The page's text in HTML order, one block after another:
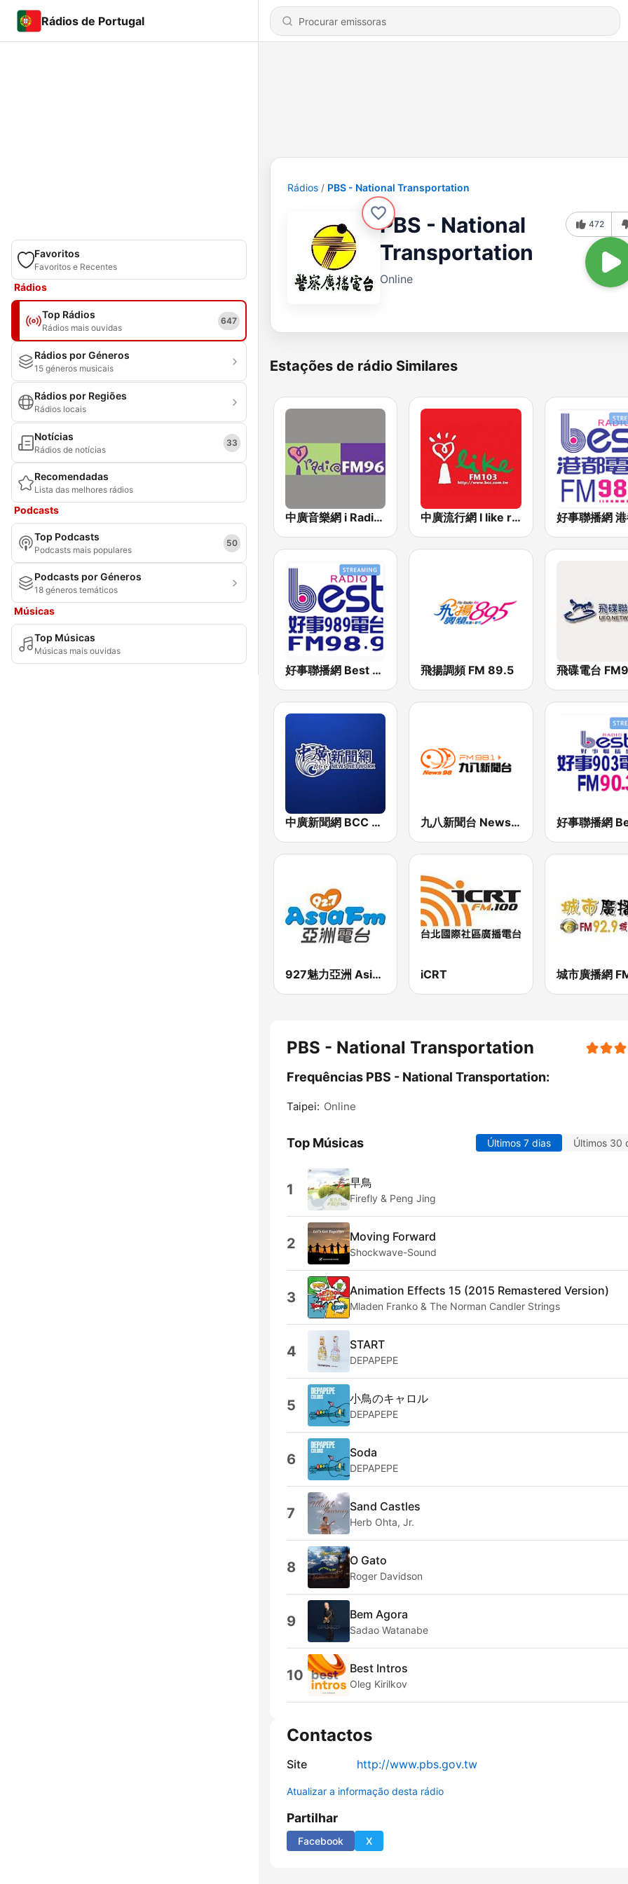
Rádios de Portugal
Favoritos
Favoritos e Recentes
Rádios
Top Rádios
Rádios mais ouvidas
647
Rádios por Géneros
15 géneros musicais
Rádios por Regiões
Rádios locais
Notícias
Rádios de notícias
33
Recomendadas
Lista das melhores rádios
Podcasts
Top Podcasts
Podcasts mais populares
50
Podcasts por Géneros
18 géneros temáticos
Músicas
Top Músicas
Músicas mais ouvidas
Rádios PBS - National Transportation
PBS - National
Transportation
Online
472
Estações de rádio Similares
中廣音樂網 i Radio FM96.3 中廣流行網 I like radio
好事聯播網 Best Radio FM98.9 飛揚調頻 FM 89.5 飛碟電台
中廣新聞網 BCC News Radio 九八新聞台 News98 FM 98.1
927魅力亞洲 Asia FM 亞洲電台 iCRT
PBS - National Transportation
Frequências PBS - National Transportation:
Taipei: Online
Top Músicas Últimos 7 dias Últimos 30
1 早鳥
Firefly & Peng Jing
2 Moving Forward
Shockwave-Sound
3 Animation Effects 15 (2015 Remastered Version)
Mladen Franko & The Norman Candler Strings
4 START
DEPAPEPE
5 小鳥のキャロル
DEPAPEPE
6 Soda
DEPAPEPE
7 Sand Castles
Herb Ohta, Jr.
8 O Gato
Roger Davidson
9 Bem Agora
Sadao Watanabe
10 Best Intros
Oleg Kirilkov
Contactos
Site http://www.pbs.gov.tw
Atualizar a informação desta rádio
Partilhar
Facebook X